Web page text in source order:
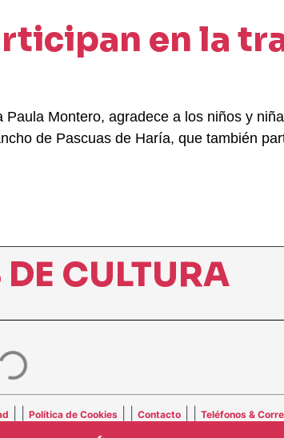
en la
Montero, agradece a los niños y
de Pascuas de Haría, que también
CULTURA
Política de Cookies Contacto Teléfonos &